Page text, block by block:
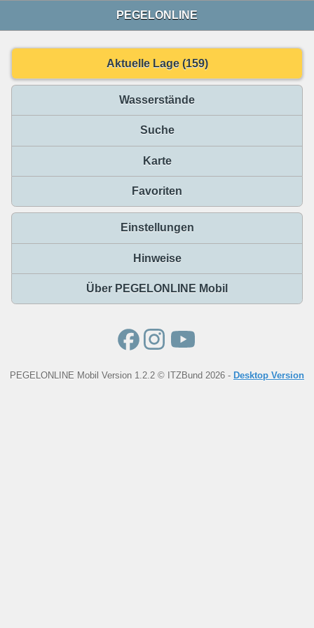
PEGELONLINE
Aktuelle Lage (159)
Wasserstände
Suche
Karte
Favoriten
Einstellungen
Hinweise
Über PEGELONLINE Mobil
PEGELONLINE Mobil Version 1.2.2 © ITZBund 2026 - Desktop Version